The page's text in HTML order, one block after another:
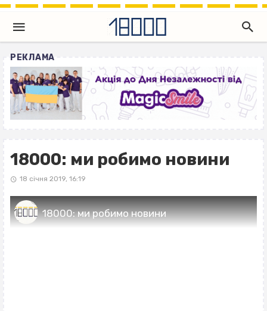
РЕКЛАМА
18000: ми робимо новини
18 січня 2019, 16:19
18000: ми робимо новини